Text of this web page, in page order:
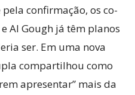
confirmação, os co-
Al Gough já têm planos
ser. Em uma nova
compartilhou como
apresentar” mais da